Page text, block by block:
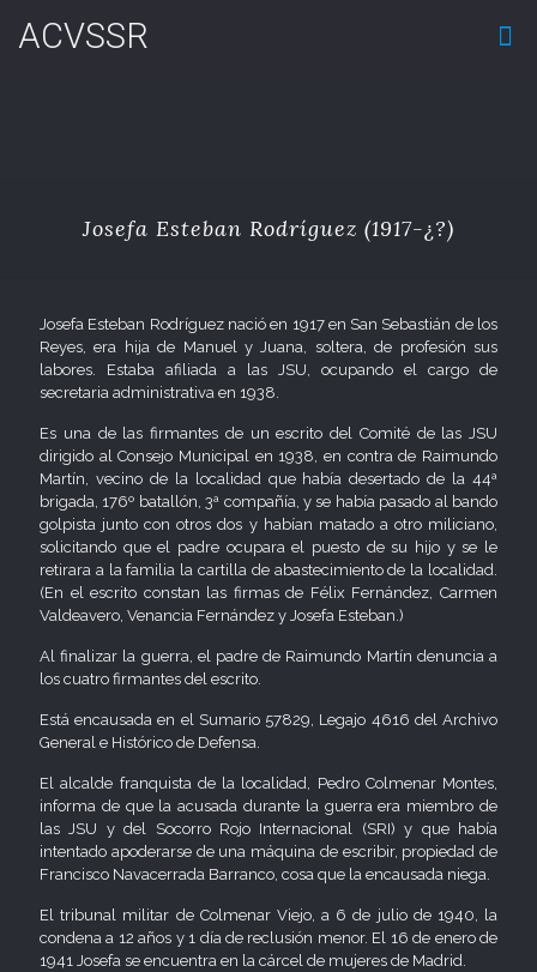
ACVSSR
Josefa Esteban Rodríguez (1917-¿?)
Josefa Esteban Rodríguez nació en 1917 en San Sebastián de los
Reyes, era hija de Manuel y Juana, soltera, de profesión sus
labores. Estaba afiliada a las JSU, ocupando el cargo de
secretaria administrativa en 1938.
Es una de las firmantes de un escrito del Comité de las JSU
dirigido al Consejo Municipal en 1938, en contra de Raimundo
Martín, vecino de la localidad que había desertado de la 44ª
brigada, 176º batallón, 3ª compañía, y se había pasado al bando
golpista junto con otros dos y habían matado a otro miliciano,
solicitando que el padre ocupara el puesto de su hijo y se le
retirara a la familia la cartilla de abastecimiento de la localidad.
(En el escrito constan las firmas de Félix Fernández, Carmen
Valdeavero, Venancia Fernández y Josefa Esteban.)
Al finalizar la guerra, el padre de Raimundo Martín denuncia a
los cuatro firmantes del escrito.
Está encausada en el Sumario 57829, Legajo 4616 del Archivo
General e Histórico de Defensa.
El alcalde franquista de la localidad, Pedro Colmenar Montes,
informa de que la acusada durante la guerra era miembro de
las JSU y del Socorro Rojo Internacional (SRI) y que había
intentado apoderarse de una máquina de escribir, propiedad de
Francisco Navacerrada Barranco, cosa que la encausada niega.
El tribunal militar de Colmenar Viejo, a 6 de julio de 1940, la
condena a 12 años y 1 día de reclusión menor. El 16 de enero de
1941 Josefa se encuentra en la cárcel de mujeres de Madrid.